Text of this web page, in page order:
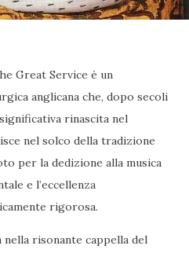
Great Service è un
anglicana che, dopo secoli
rinascita nel
nel solco della tradizione
per la dedizione alla musica
e l’eccellenza
rigorosa.
risonante cappella del